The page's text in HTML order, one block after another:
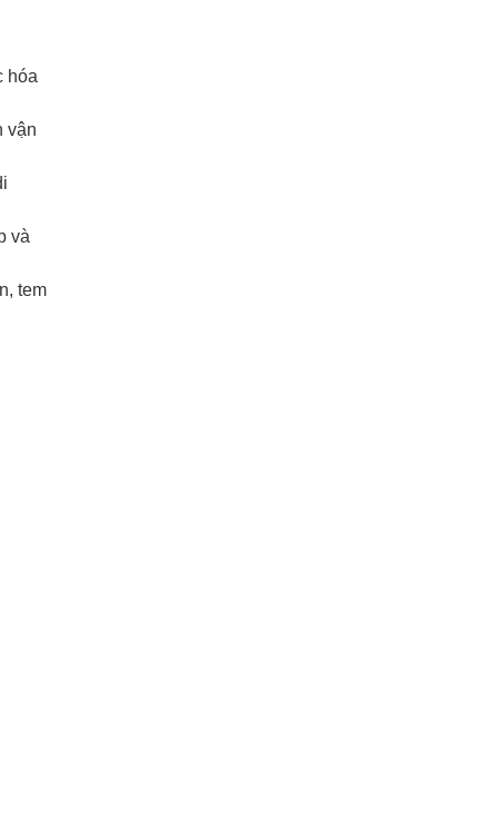
hóa
vận
và
tem